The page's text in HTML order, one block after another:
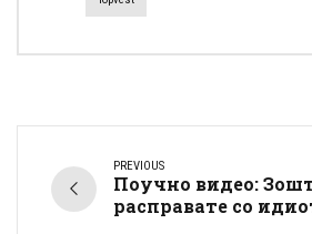
PREVIOUS
Поучно видео:
расправате со